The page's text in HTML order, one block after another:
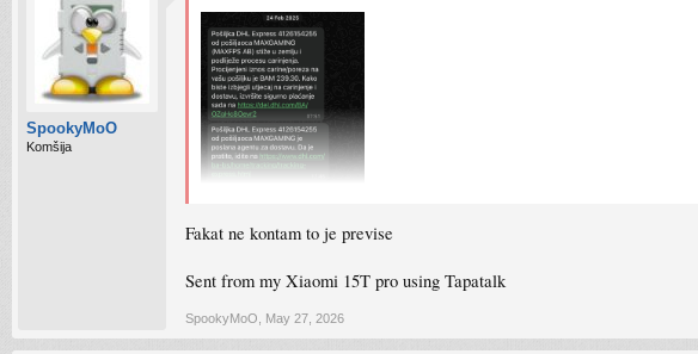
SpookyMoO
Komšija
Fakat ne kontam to je previse
Sent from my Xiaomi 15T pro using Tapatalk
SpookyMoO May 27, 2026